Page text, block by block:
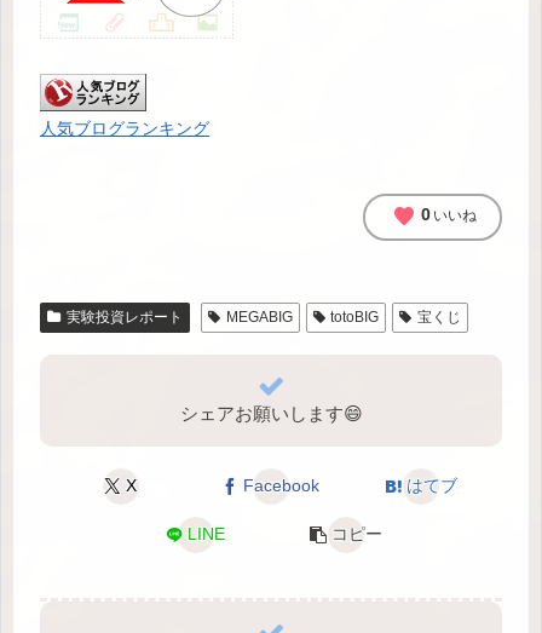
人気ブログランキング
favorite 0 いいね
実験投資レポート MEGABIG totoBIG 宝くじ
シェアお願いします😄
X Facebook はてブ
LINE コピー